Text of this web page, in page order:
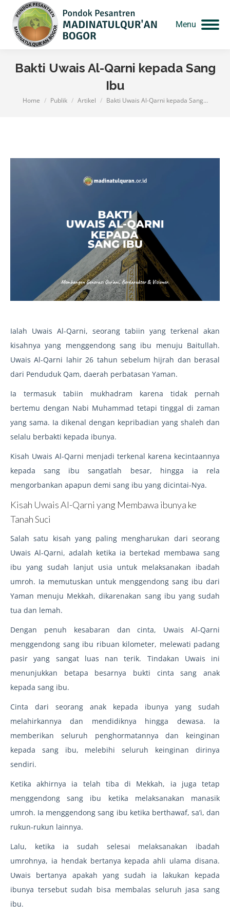
Menu
Bakti Uwais Al-Qarni kepada Sang
Ibu
You are here:
Home Publik Artikel Bakti Uwais Al-Qarni kepada Sang…
Ialah Uwais Al-Qarni, seorang tabiin yang terkenal akan
kisahnya yang menggendong sang ibu menuju Baitullah.
Uwais Al-Qarni lahir 26 tahun sebelum hijrah dan berasal
dari Penduduk Qam, daerah perbatasan Yaman.
Ia termasuk tabiin mukhadram karena tidak pernah
bertemu dengan Nabi Muhammad tetapi tinggal di zaman
yang sama. Ia dikenal dengan kepribadian yang shaleh dan
selalu berbakti kepada ibunya.
Kisah Uwais Al-Qarni menjadi terkenal karena kecintaannya
kepada sang ibu sangatlah besar, hingga ia rela
mengorbankan apapun demi sang ibu yang dicintai-Nya.
Kisah Uwais Al-Qarni yang Membawa ibunya ke
Tanah Suci
Salah satu kisah yang paling mengharukan dari seorang
Uwais Al-Qarni, adalah ketika ia bertekad membawa sang
ibu yang sudah lanjut usia untuk melaksanakan ibadah
umroh. Ia memutuskan untuk menggendong sang ibu dari
Yaman menuju Mekkah, dikarenakan sang ibu yang sudah
tua dan lemah.
Dengan penuh kesabaran dan cinta, Uwais Al-Qarni
menggendong sang ibu ribuan kilometer, melewati padang
pasir yang sangat luas nan terik. Tindakan Uwais ini
menunjukkan betapa besarnya bukti cinta sang anak
kepada sang ibu.
Cinta dari seorang anak kepada ibunya yang sudah
melahirkannya dan mendidiknya hingga dewasa. Ia
memberikan seluruh penghormatannya dan keinginan
kepada sang ibu, melebihi seluruh keinginan dirinya
sendiri.
Ketika akhirnya ia telah tiba di Mekkah, ia juga tetap
menggendong sang ibu ketika melaksanakan manasik
umroh. Ia menggendong sang ibu ketika berthawaf, sa’i, dan
rukun-rukun lainnya.
Lalu, ketika ia sudah selesai melaksanakan ibadah
umrohnya, ia hendak bertanya kepada ahli ulama disana.
Uwais bertanya apakah yang sudah ia lakukan kepada
ibunya tersebut sudah bisa membalas seluruh jasa sang
ibu.